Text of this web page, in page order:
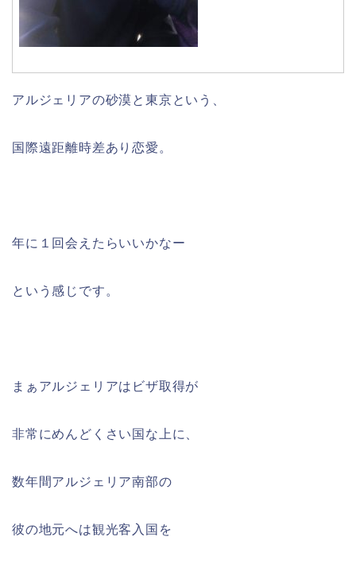
アルジェリアの砂漠と東京という、
国際遠距離時差あり恋愛。
年に１回会えたらいいかなー
という感じです。
まぁアルジェリアはビザ取得が
非常にめんどくさい国な上に、
数年間アルジェリア南部の
彼の地元へは観光客入国を